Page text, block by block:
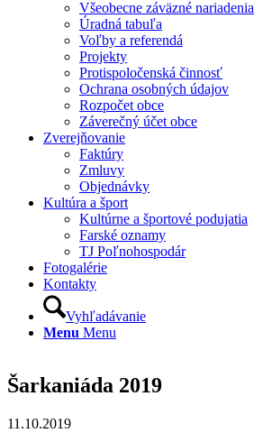
Všeobecne záväzné nariadenia
Úradná tabuľa
Voľby a referendá
Projekty
Protispoločenská činnosť
Ochrana osobných údajov
Rozpočet obce
Záverečný účet obce
Zverejňovanie
Faktúry
Zmluvy
Objednávky
Kultúra a šport
Kultúrne a športové podujatia
Farské oznamy
TJ Poľnohospodár
Fotogalérie
Kontakty
Vyhľadávanie
Menu Menu
Šarkaniáda 2019
11.10.2019